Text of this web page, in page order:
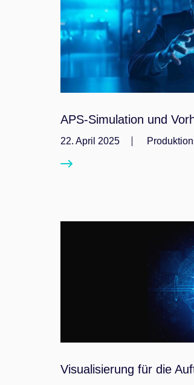
APS-Simulation und
22. April 2025
Visualisierung für die